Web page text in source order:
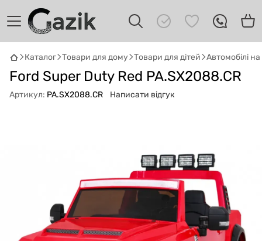
Каталог Товари для дому Товари для дітей Автомобілі
Ford Super Duty Red PA.SX2088.CR
Артикул: PA.SX2088.CR Написати відгук
GAZIKAI